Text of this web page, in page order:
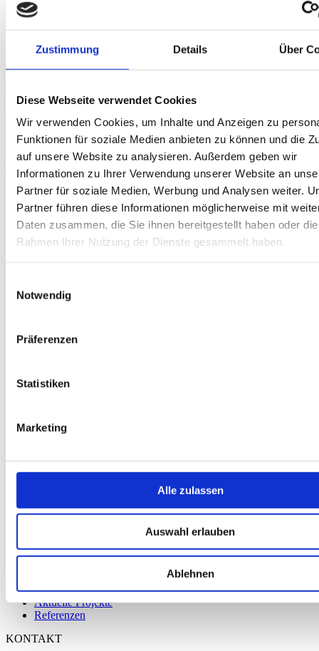
Zustimmung Details Über
Diese Webseite verwendet Cookies
Wir verwenden Cookies, um Inhalte und Anzeigen zu
Funktionen für soziale Medien anbieten zu können und die
auf unsere Website zu analysieren. Außerdem geben wir
Informationen zu Ihrer Verwendung unserer Website an
Partner für soziale Medien, Werbung und Analysen weiter.
Partner führen diese Informationen möglicherweise mit
Daten zusammen, die Sie ihnen bereitgestellt haben oder
Rahmen Ihrer Nutzung der Dienste gesammelt haben.
Notwendig
Präferenzen
Statistiken
Marketing
Alle zulassen
Auswahl erlauben
Ablehnen
ergänzt werden. Ein Autoabstellplatz pro Einheit ist vorhanden […]
Resedaweg 12-14
Lage am Waldviertlerweg Die Anlage besteht aus sieben Häusern in
Parkplätzen. Sie befindet sich außerdem in absoluter Ruhelage. Die
sieben Häuser wurden in Ziegelmassivbauweise nach neuestem
Niedrigenergiestandard errichtet und sind vollständig unterkellert.Sie
bieten familienfreundliche Grundrisse mit großzügigen
Wohnküchen, je drei […]
SHIRAZE
Unternehmen
Unternehmen
Aktuelle Projekte
Referenzen
KONTAKT